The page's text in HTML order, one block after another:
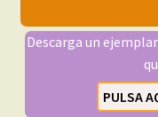
Descarga un
PULSA